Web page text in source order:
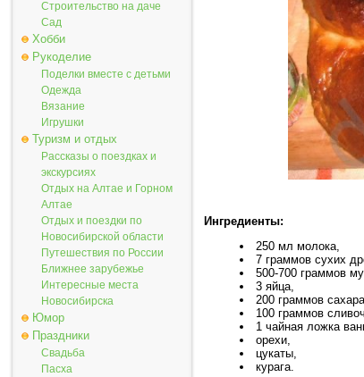
Строительство на даче
Сад
Хобби
Рукоделие
Поделки вместе с детьми
Одежда
Вязание
Игрушки
Туризм и отдых
Рассказы о поездках и
экскурсиях
Отдых на Алтае и Горном
Алтае
Отдых и поездки по
Новосибирской области
Путешествия по России
Ближнее зарубежье
Интересные места
Новосибирска
Юмор
Праздники
Свадьба
Пасха
Ингредиенты:
250 мл молока,
7 граммов сухих
500-700 граммов
3 яйца,
200 граммов сахара,
100 граммов
1 чайная ложка
орехи,
цукаты,
курага.